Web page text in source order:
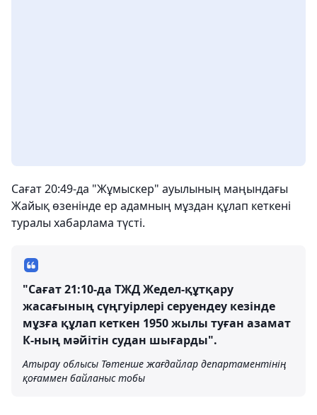
Сағат 20:49-да "Жұмыскер" ауылының маңындағы
Жайық өзенінде ер адамның мұздан құлап кеткені
туралы хабарлама түсті.
"Сағат 21:10-да ТЖД Жедел-құтқару
жасағының сүңгуірлері серуендеу кезінде
мұзға құлап кеткен 1950 жылы туған азамат
К-ның мәйітін судан шығарды".
Атырау облысы Төтенше жағдайлар департаментінің
қоғаммен байланыс тобы